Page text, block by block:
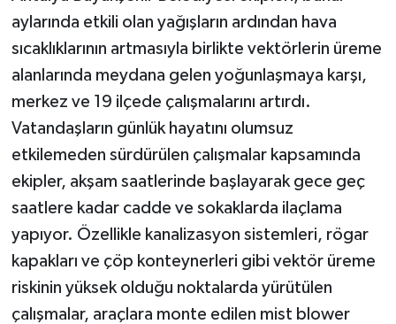
aylarında etkili olan yağışların ardından hava
sıcaklıklarının artmasıyla birlikte vektörlerin üreme
alanlarında meydana gelen yoğunlaşmaya karşı,
merkez ve 19 ilçede çalışmalarını artırdı.
Vatandaşların günlük hayatını olumsuz
etkilemeden sürdürülen çalışmalar kapsamında
ekipler, akşam saatlerinde başlayarak gece geç
saatlere kadar cadde ve sokaklarda ilaçlama
yapıyor. Özellikle kanalizasyon sistemleri, rögar
kapakları ve çöp konteynerleri gibi vektör üreme
riskinin yüksek olduğu noktalarda yürütülen
çalışmalar, araçlara monte edilen mist blower